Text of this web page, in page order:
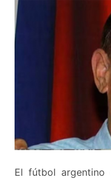
El fútbol